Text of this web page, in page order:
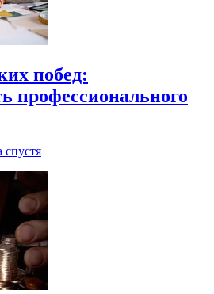
побед:
профессионального
спустя